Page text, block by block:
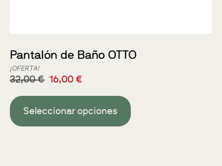
¡OFERTA!
Pantalón de Baño OTTO
32,00€ 16,00 €
Seleccionar opciones